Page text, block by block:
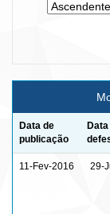
Data de
publicação
Data
11-Fev-2016 29-